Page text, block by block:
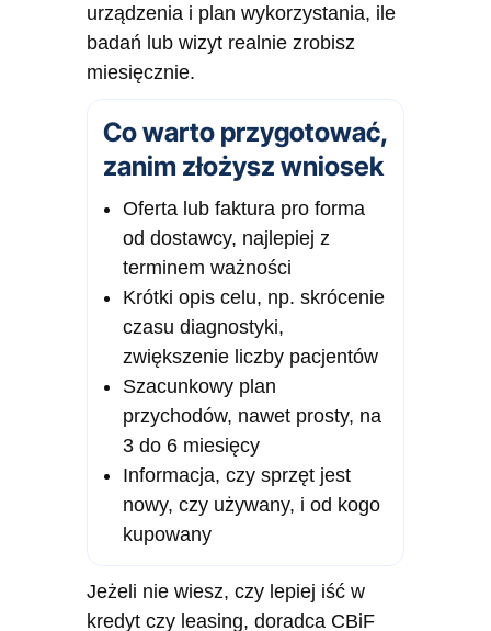
urządzenia i plan wykorzystania, ile
badań lub wizyt realnie zrobisz
miesięcznie.
Co warto przygotować,
zanim złożysz wniosek
Oferta lub faktura pro forma
od dostawcy, najlepiej z
terminem ważności
Krótki opis celu, np. skrócenie
czasu diagnostyki,
zwiększenie liczby pacjentów
Szacunkowy plan
przychodów, nawet prosty, na
3 do 6 miesięcy
Informacja, czy sprzęt jest
nowy, czy używany, i od kogo
kupowany
Jeżeli nie wiesz, czy lepiej iść w
kredyt czy leasing, doradca CBiF